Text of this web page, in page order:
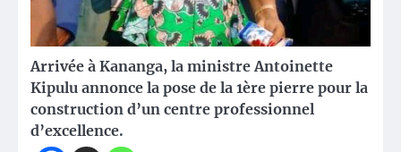
Arrivée à Kananga, la ministre Antoinette
Kipulu annonce la pose de la 1ère pierre pour la
construction d’un centre professionnel
d’excellence.